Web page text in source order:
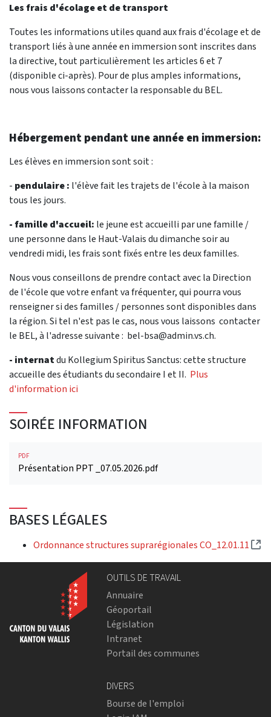
Les frais d'écolage et de transport
Toutes les informations utiles quand aux frais d'écolage et de
transport liés à une année en immersion sont inscrites dans
la directive, tout particulièrement les articles 6 et 7
(disponible ci-après). Pour de plus amples informations,
nous vous laissons contacter la responsable du BEL.
Hébergement pendant une année en immersion:
Les élèves en immersion sont soit :
- pendulaire : l'élève fait les trajets de l'école à la maison
tous les jours.
- famille d'accueil: le jeune est accueilli par une famille /
une personne dans le Haut-Valais du dimanche soir au
vendredi midi, les frais sont fixés entre les deux familles.
Nous vous conseillons de prendre contact avec la Direction
de l'école que votre enfant va fréquenter, qui pourra vous
renseigner si des familles / personnes sont disponibles dans
la région. Si tel n'est pas le cas, nous vous laissons contacter
le BEL, à l'adresse suivante : bel-bsa@admin.vs.ch.
- internatdu Kollegium Spiritus Sanctus: cette structure
accueille des étudiants du secondaire I et II. Plus
d'information ici
SOIRÉE INFORMATION
PDF
Présentation PPT _07.05.2026.pdf
BASES LÉGALES
Ordonnance structures suprarégionales CO_12.01.11
OUTILS DE TRAVAIL
Annuaire
Géoportail
Législation
Intranet
Portail des communes
DIVERS
Bourse de l'emploi